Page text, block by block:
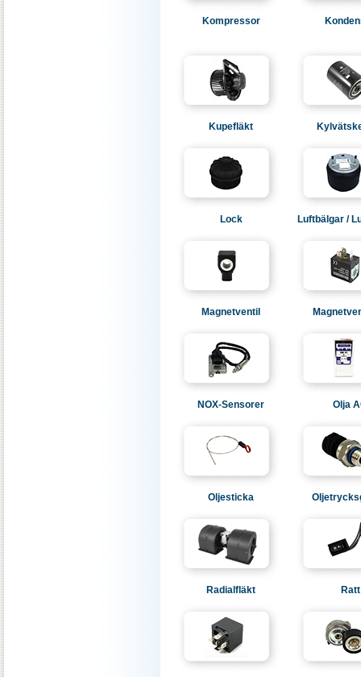
Kompressor
Kupefläkt
Lock Luftbälgar /
Magnetventil
NOX-Sensorer Olja
Oljesticka
Radialfläkt Ratt